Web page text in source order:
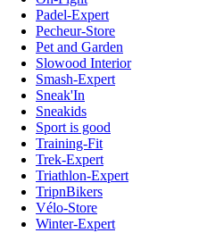
Padel-Expert
Pecheur-Store
Pet and Garden
Slowood Interior
Smash-Expert
Sneak'In
Sneakids
Sport is good
Training-Fit
Trek-Expert
Triathlon-Expert
TripnBikers
Vélo-Store
Winter-Expert